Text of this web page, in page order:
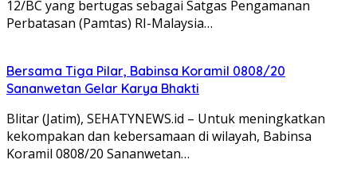
12/BC yang bertugas sebagai Satgas Pengamanan
Perbatasan (Pamtas) RI-Malaysia…
Bersama Tiga Pilar, Babinsa Koramil 0808/20
Sananwetan Gelar Karya Bhakti
Blitar (Jatim), SEHATYNEWS.id – Untuk meningkatkan
kekompakan dan kebersamaan di wilayah, Babinsa
Koramil 0808/20 Sananwetan…